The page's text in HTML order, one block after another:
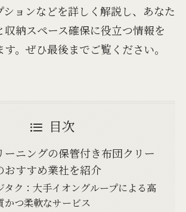
ョンなどを詳しく解説し、あなた
収納スペース確保に役立つ情報を
。ぜひ最後までご覧ください。
目次
ーニングの保管付き布団クリー
おすすめ業社を紹介
タク：大手イオングループによる高
かつ柔軟なサービス